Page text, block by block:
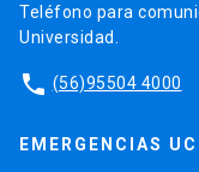
Teléfono para
Universidad.
phone (56)95504 4000
EMERGENCIAS UC